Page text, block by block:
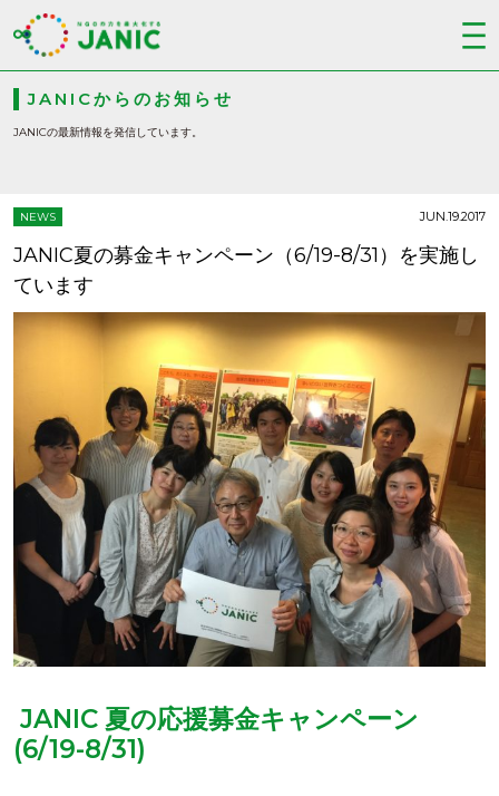
JANICからのお知らせ
JANICの最新情報を発信しています。
NEWS
JANIC夏の募金キャンペーン（6/19-8/31）を実施し
ています
JUN.19.2017
JANIC 夏の応援募金キャンペーン
(6/19-8/31)